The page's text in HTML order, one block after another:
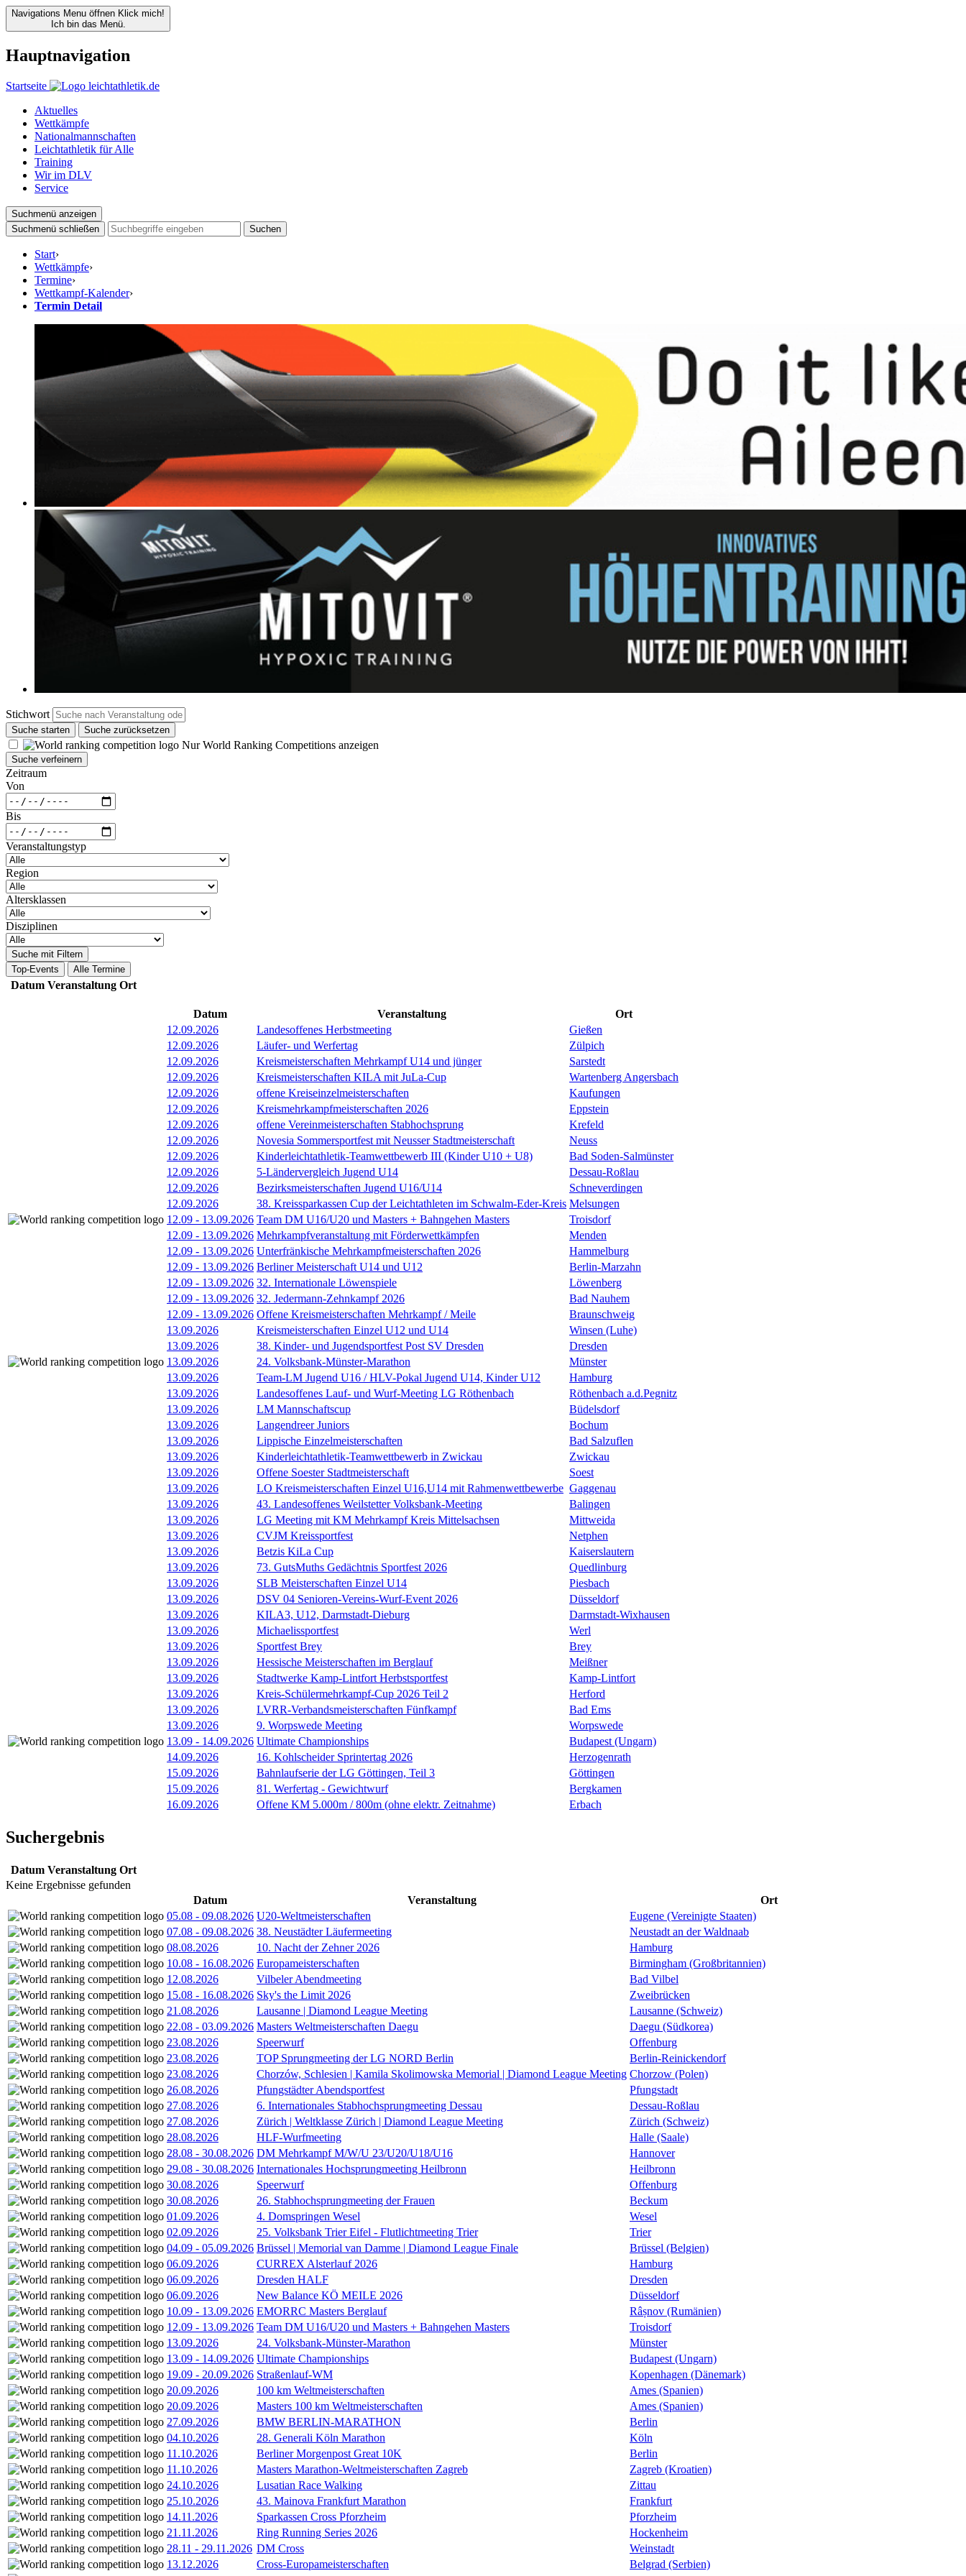
Navigations Menu öffnen Klick mich!
Ich bin das Menü.
Hauptnavigation
Startseite
Aktuelles
Wettkämpfe
Nationalmannschaften
Leichtathletik für Alle
Training
Wir im DLV
Service
Suchmenü anzeigen
Suchmenü schließen
Suchen
Start›
Wettkämpfe›
Termine›
Wettkampf-Kalender›
Termin Detail
Stichwort
Suche starten Suche zurücksetzen
Nur World Ranking Competitions anzeigen
Suche verfeinern
Zeitraum
Von
Bis
Veranstaltungstyp
Region
Altersklassen
Disziplinen
Suche mit Filtern
Top-Events
Alle Termine
Datum Veranstaltung Ort
Datum Veranstaltung
Ort
12.09.2026
Landesoffenes Herbstmeeting
Gießen
12.09.2026
Läufer- und Werfertag
Zülpich
12.09.2026
Kreismeisterschaften Mehrkampf U14 und jünger
Sarstedt
12.09.2026
Kreismeisterschaften KILA mit JuLa-Cup
Wartenberg Angersbach
12.09.2026
offene Kreiseinzelmeisterschaften
Kaufungen
12.09.2026
Kreismehrkampfmeisterschaften 2026
Eppstein
12.09.2026
offene Vereinmeisterschaften Stabhochsprung
Krefeld
12.09.2026
Novesia Sommersportfest mit Neusser Stadtmeisterschaft
Neuss
12.09.2026
Kinderleichtathletik-Teamwettbewerb III (Kinder U10 + U8)
Bad Soden-Salmünster
12.09.2026
5-Ländervergleich Jugend U14
Dessau-Roßlau
12.09.2026
Bezirksmeisterschaften Jugend U16/U14
Schneverdingen
12.09.2026
38. Kreissparkassen Cup der Leichtathleten im Schwalm-Eder-Kreis Melsungen
12.09 - 13.09.2026 Team DM U16/U20 und Masters + Bahngehen Masters
Troisdorf
12.09 - 13.09.2026 Mehrkampfveranstaltung mit Förderwettkämpfen
Menden
12.09 - 13.09.2026 Unterfränkische Mehrkampfmeisterschaften 2026
Hammelburg
12.09 - 13.09.2026 Berliner Meisterschaft U14 und U12
Berlin-Marzahn
12.09 - 13.09.2026 32. Internationale Löwenspiele
Löwenberg
12.09 - 13.09.2026 32. Jedermann-Zehnkampf 2026
Bad Nauhem
12.09 - 13.09.2026 Offene Kreismeisterschaften Mehrkampf / Meile
Braunschweig
13.09.2026
Kreismeisterschaften Einzel U12 und U14
Winsen (Luhe)
13.09.2026
38. Kinder- und Jugendsportfest Post SV Dresden
Dresden
13.09.2026
24. Volksbank-Münster-Marathon
Münster
13.09.2026
Team-LM Jugend U16 / HLV-Pokal Jugend U14, Kinder U12
Hamburg
13.09.2026
Landesoffenes Lauf- und Wurf-Meeting LG Röthenbach
Röthenbach a.d.Pegnitz
13.09.2026
LM Mannschaftscup
Büdelsdorf
13.09.2026
Langendreer Juniors
Bochum
13.09.2026
Lippische Einzelmeisterschaften
Bad Salzuflen
13.09.2026
Kinderleichtathletik-Teamwettbewerb in Zwickau
Zwickau
13.09.2026
Offene Soester Stadtmeisterschaft
Soest
13.09.2026
LO Kreismeisterschaften Einzel U16,U14 mit Rahmenwettbewerbe Gaggenau
13.09.2026
43. Landesoffenes Weilstetter Volksbank-Meeting
Balingen
13.09.2026
LG Meeting mit KM Mehrkampf Kreis Mittelsachsen
Mittweida
13.09.2026
CVJM Kreissportfest
Netphen
13.09.2026
Betzis KiLa Cup
Kaiserslautern
13.09.2026
73. GutsMuths Gedächtnis Sportfest 2026
Quedlinburg
13.09.2026
SLB Meisterschaften Einzel U14
Piesbach
13.09.2026
DSV 04 Senioren-Vereins-Wurf-Event 2026
Düsseldorf
13.09.2026
KILA3, U12, Darmstadt-Dieburg
Darmstadt-Wixhausen
13.09.2026
Michaelissportfest
Werl
13.09.2026
Sportfest Brey
Brey
13.09.2026
Hessische Meisterschaften im Berglauf
Meißner
13.09.2026
Stadtwerke Kamp-Lintfort Herbstsportfest
Kamp-Lintfort
13.09.2026
Kreis-Schülermehrkampf-Cup 2026 Teil 2
Herford
13.09.2026
LVRR-Verbandsmeisterschaften Fünfkampf
Bad Ems
13.09.2026
9. Worpswede Meeting
Worpswede
13.09 - 14.09.2026 Ultimate Championships
Budapest (Ungarn)
14.09.2026
16. Kohlscheider Sprintertag 2026
Herzogenrath
15.09.2026
Bahnlaufserie der LG Göttingen, Teil 3
Göttingen
15.09.2026
81. Werfertag - Gewichtwurf
Bergkamen
16.09.2026
Offene KM 5.000m / 800m (ohne elektr. Zeitnahme) Erbach
Suchergebnis
Datum Veranstaltung Ort
Keine Ergebnisse gefunden
Datum
Veranstaltung
Ort
05.08 - 09.08.2026 U20-Weltmeisterschaften
Eugene (Vereinigte Staaten)
07.08 - 09.08.2026 38. Neustädter Läufermeeting
Neustadt an der Waldnaab
08.08.2026
10. Nacht der Zehner 2026
Hamburg
10.08 - 16.08.2026 Europameisterschaften
Birmingham (Großbritannien)
12.08.2026
Vilbeler Abendmeeting
Bad Vilbel
15.08 - 16.08.2026 Sky's the Limit 2026
Zweibrücken
21.08.2026
Lausanne | Diamond League Meeting
Lausanne (Schweiz)
22.08 - 03.09.2026 Masters Weltmeisterschaften Daegu
Daegu (Südkorea)
23.08.2026
Speerwurf
Offenburg
23.08.2026
TOP Sprungmeeting der LG NORD Berlin
Berlin-Reinickendorf
23.08.2026
Chorzów, Schlesien | Kamila Skolimowska Memorial | Diamond League Meeting Chorzow (Polen)
26.08.2026
Pfungstädter Abendsportfest
Pfungstadt
27.08.2026
6. Internationales Stabhochsprungmeeting Dessau
Dessau-Roßlau
27.08.2026
Zürich | Weltklasse Zürich | Diamond League Meeting
Zürich (Schweiz)
28.08.2026
HLF-Wurfmeeting
Halle (Saale)
28.08 - 30.08.2026 DM Mehrkampf M/W/U 23/U20/U18/U16
Hannover
29.08 - 30.08.2026 Internationales Hochsprungmeeting Heilbronn
Heilbronn
30.08.2026
Speerwurf
Offenburg
30.08.2026
26. Stabhochsprungmeeting der Frauen
Beckum
01.09.2026
4. Domspringen Wesel
Wesel
02.09.2026
25. Volksbank Trier Eifel - Flutlichtmeeting Trier
Trier
04.09 - 05.09.2026 Brüssel | Memorial van Damme | Diamond League Finale
Brüssel (Belgien)
06.09.2026
CURREX Alsterlauf 2026
Hamburg
06.09.2026
Dresden HALF
Dresden
06.09.2026
New Balance KÖ MEILE 2026
Düsseldorf
10.09 - 13.09.2026 EMORRC Masters Berglauf
Râșnov (Rumänien)
12.09 - 13.09.2026 Team DM U16/U20 und Masters + Bahngehen Masters
Troisdorf
13.09.2026
24. Volksbank-Münster-Marathon
Münster
13.09 - 14.09.2026 Ultimate Championships
Budapest (Ungarn)
19.09 - 20.09.2026 Straßenlauf-WM
Kopenhagen (Dänemark)
20.09.2026
100 km Weltmeisterschaften
Ames (Spanien)
20.09.2026
Masters 100 km Weltmeisterschaften
Ames (Spanien)
27.09.2026
BMW BERLIN-MARATHON
Berlin
04.10.2026
28. Generali Köln Marathon
Köln
11.10.2026
Berliner Morgenpost Great 10K
Berlin
11.10.2026
Masters Marathon-Weltmeisterschaften Zagreb
Zagreb (Kroatien)
24.10.2026
Lusatian Race Walking
Zittau
25.10.2026
43. Mainova Frankfurt Marathon
Frankfurt
14.11.2026
Sparkassen Cross Pforzheim
Pforzheim
21.11.2026
Ring Running Series 2026
Hockenheim
28.11 - 29.11.2026 DM Cross
Weinstadt
13.12.2026
Cross-Europameisterschaften
Belgrad (Serbien)